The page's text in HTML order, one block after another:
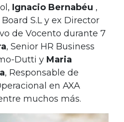
Ignacio Bernabéu ,
S.L y ex Director
de Vocento durante 7
, Senior HR Business
Dutti y Maria
, Responsable de
en AXA
muchos más.